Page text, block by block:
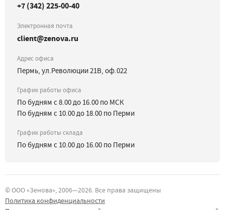
+7 (342) 225-00-40
Электронная почта
client@zenova.ru
Адрес офиса
Пермь, ул.Революции 21В, оф.022
График работы офиса
По будням с 8.00 до 16.00 по МСК
По будням с 10.00 до 18.00 по Перми
График работы склада
По будням с 10.00 до 16.00 по Перми
©ООО «Зенова», 2006—2026. Все права защищены
Политика конфиденциальности